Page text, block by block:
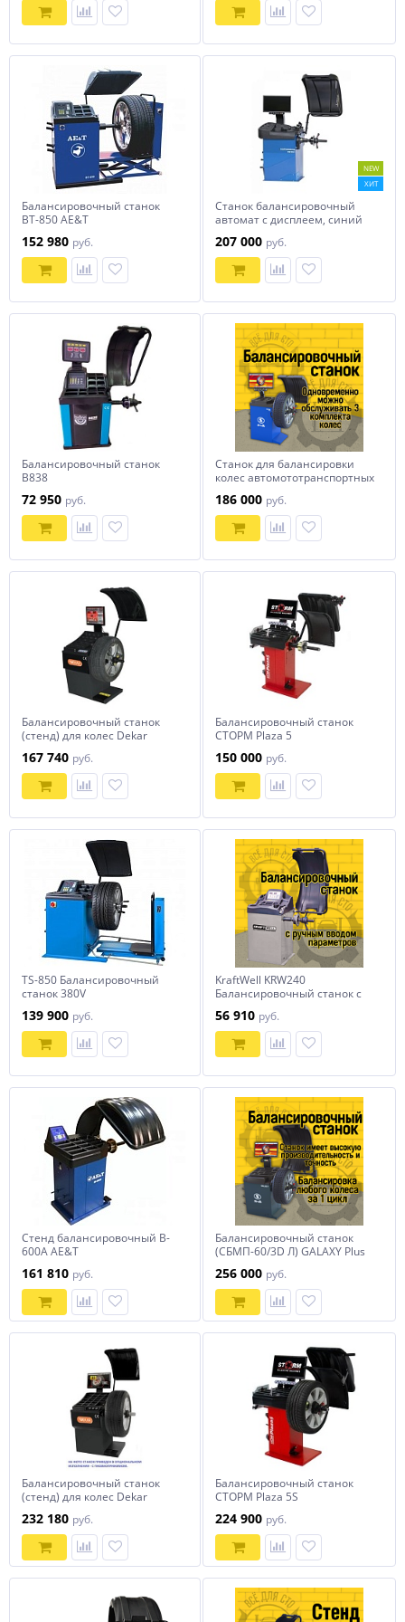
Балансировочный станок
BT-850 AE&T
152 980 руб.
NEW
ХИТ
Станок балансировочный
автомат с дисплеем, синий
207 000 руб.
Балансировочный станок
B838
72 950 руб.
Станок для балансировки
колес автомототранспортных
186 000 руб.
Балансировочный станок
(стенд) для колес Dekar
167 740 руб.
Балансировочный станок
СТОРМ Plaza 5
150 000 руб.
TS-850 Балансировочный
станок 380V
139 900 руб.
KraftWell KRW240
Балансировочный станок с
56 910 руб.
Стенд балансировочный B-
600A AE&T
161 810 руб.
Балансировочный станок
(СБМП-60/3D Л) GALAXY Plus
256 000 руб.
Балансировочный станок
(стенд) для колес Dekar
232 180 руб.
Балансировочный станок
СТОРМ Plaza 5S
224 900 руб.